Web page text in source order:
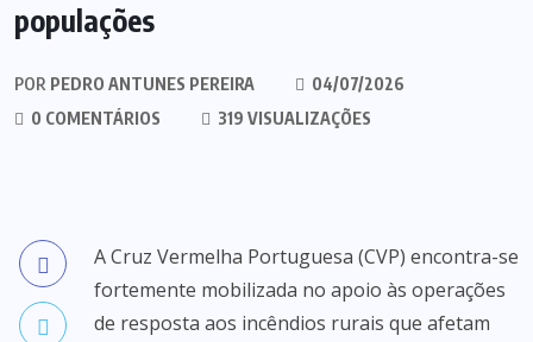
populações
POR PEDRO ANTUNES PEREIRA
04/07/2026
0 COMENTÁRIOS
319 VISUALIZAÇÕES
A Cruz Vermelha Portuguesa (CVP) encontra-se
fortemente mobilizada no apoio às operações
de resposta aos incêndios rurais que afetam